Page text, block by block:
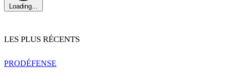
Loading...
LES PLUS RÉCENTS
PRODÉFENSE